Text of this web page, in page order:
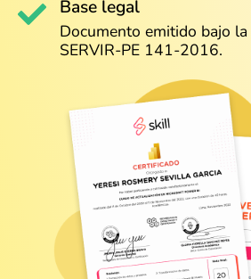
Base legal
Documento emitido bajo
SERVIR-PE 141-2016.